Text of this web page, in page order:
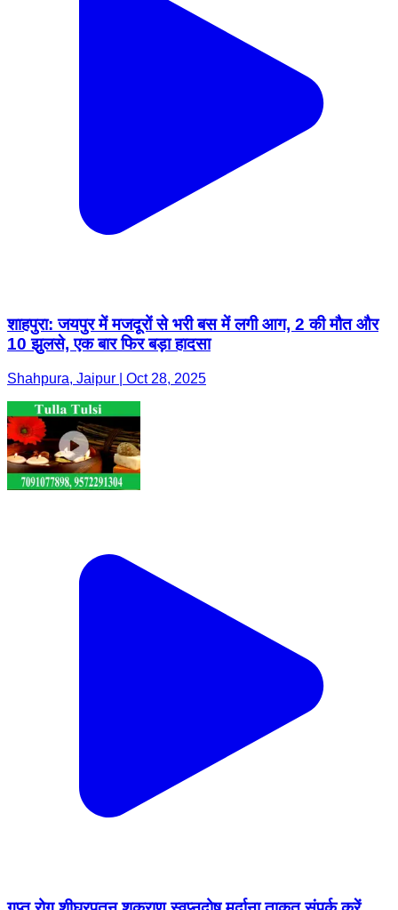
शाहपुरा: जयपुर में मजदूरों से भरी बस में लगी आग, 2 की मौत और
10 झुलसे, एक बार फिर बड़ा हादसा
Shahpura, Jaipur | Oct 28, 2025